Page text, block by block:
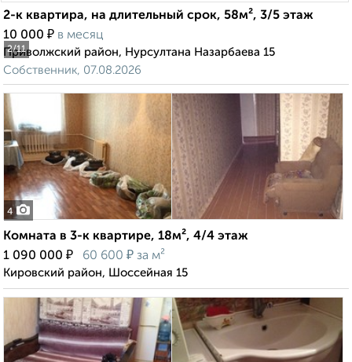
2/11
2-к квартира, на длительный срок, 58м², 3/5 этаж
10 000 ₽ в месяц
Приволжский район, Нурсултана Назарбаева 15
Собственник, 07.08.2026
4
Комната в 3-к квартире, 18м², 4/4 этаж
1 090 000 ₽ 60 600 ₽ за м²
Кировский район, Шоссейная 15